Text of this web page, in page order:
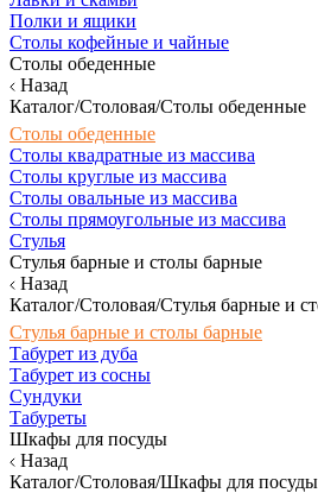
Полки и ящики
Столы кофейные и чайные
Столы обеденные
Назад
Каталог/Столовая/Столы обеденные
Столы обеденные
Столы квадратные из массива
Столы круглые из массива
Столы овальные из массива
Столы прямоугольные из массива
Стулья
Стулья барные и столы барные
Назад
Каталог/Столовая/Стулья барные и
Стулья барные и столы барные
Табурет из дуба
Табурет из сосны
Сундуки
Табуреты
Шкафы для посуды
Назад
Каталог/Столовая/Шкафы для посуды